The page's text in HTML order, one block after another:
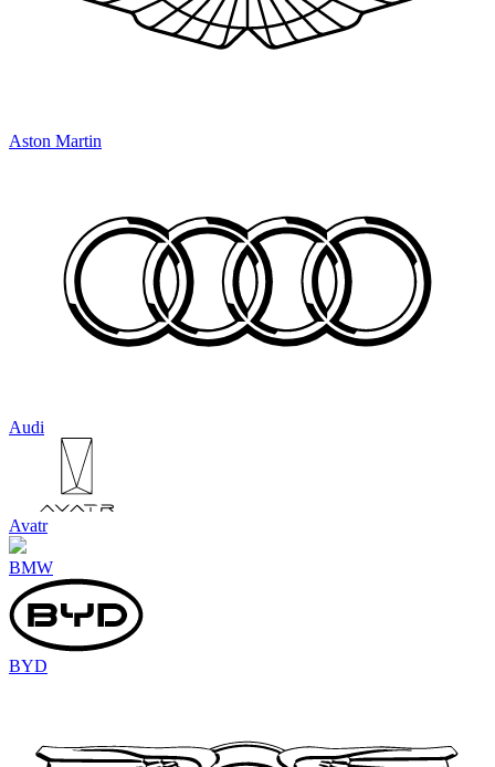
Aston Martin
Audi
Avatr
BMW
BYD